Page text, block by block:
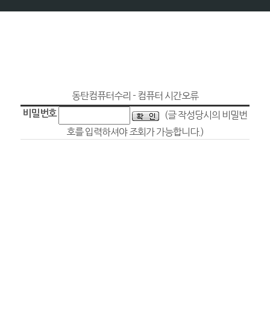
동탄컴퓨터수리 - 컴퓨터 시간오류
비밀번호
(글 작성당시의 비밀번
호를 입력하셔야 조회가 가능합니다.)